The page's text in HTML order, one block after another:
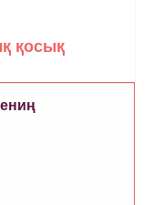
қосық